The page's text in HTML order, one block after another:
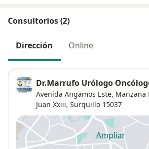
Consultorios (2)
Dirección Online
Dr.Marrufo Urólogo
Avenida Angamos Este, Manzana
Juan Xxiii, Surquillo 15037
Ampliar
se abre